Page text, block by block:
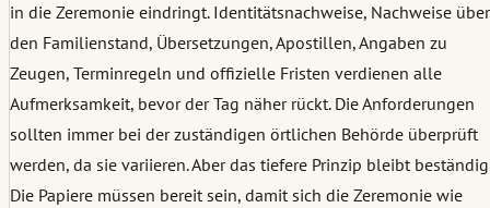
in die Zeremonie eindringt. Identitätsnachweise, Nachweise über
den Familienstand, Übersetzungen, Apostillen, Angaben zu
Zeugen, Terminregeln und offizielle Fristen verdienen alle
Aufmerksamkeit, bevor der Tag näher rückt. Die Anforderungen
sollten immer bei der zuständigen örtlichen Behörde überprüft
werden, da sie variieren. Aber das tiefere Prinzip bleibt
Die Papiere müssen bereit sein, damit sich die Zeremonie wie